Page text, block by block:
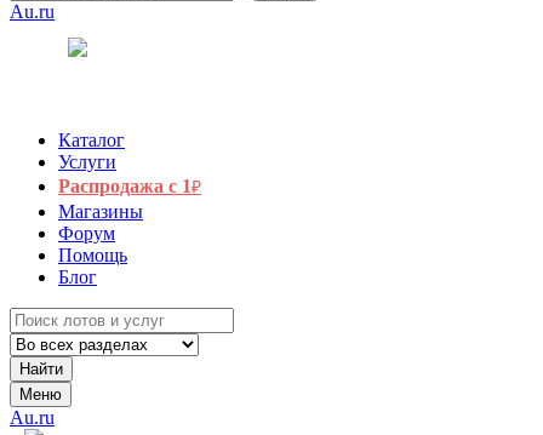
Au.ru
Каталог
Услуги
Распродажа с 1₽
Магазины
Форум
Помощь
Блог
Найти
Меню
Au.ru